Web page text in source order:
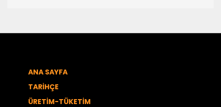
ANA SAYFA
TARİHÇE
ÜRETİM-TÜKETİM